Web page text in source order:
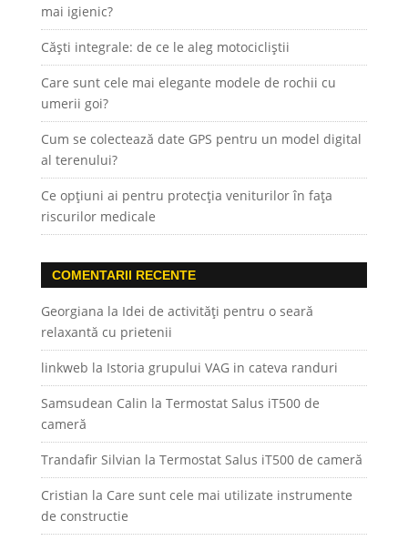
mai igienic?
Căști integrale: de ce le aleg motocicliștii
Care sunt cele mai elegante modele de rochii cu
umerii goi?
Cum se colectează date GPS pentru un model digital
al terenului?
Ce opțiuni ai pentru protecția veniturilor în fața
riscurilor medicale
COMENTARII RECENTE
Georgiana la Idei de activități pentru o seară
relaxantă cu prietenii
linkweb la Istoria grupului VAG in cateva randuri
Samsudean Calin la Termostat Salus iT500 de
cameră
Trandafir Silvian la Termostat Salus iT500 de cameră
Cristian la Care sunt cele mai utilizate instrumente
de constructie